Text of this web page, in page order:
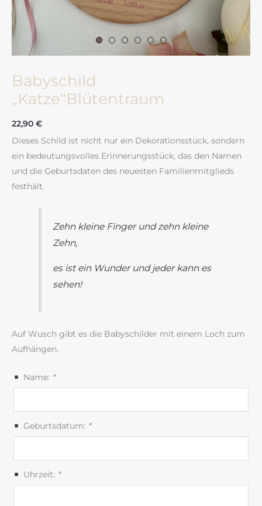
Babyschild
„Katze“Blütentraum
22,90 €
Dieses Schild ist nicht nur ein Dekorationsstück, sondern
ein bedeutungsvolles Erinnerungsstück, das den Namen
und die Geburtsdaten des neuesten Familienmitglieds
festhält.
Zehn kleine Finger und zehn kleine
Zehn,
es ist ein Wunder und jeder kann es
sehen!
Auf Wusch gibt es die Babyschilder mit einem Loch zum
Aufhängen.
Name: *
Geburtsdatum: *
Uhrzeit: *